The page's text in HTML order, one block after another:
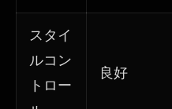
スタイ
ルコン
トロー
良好